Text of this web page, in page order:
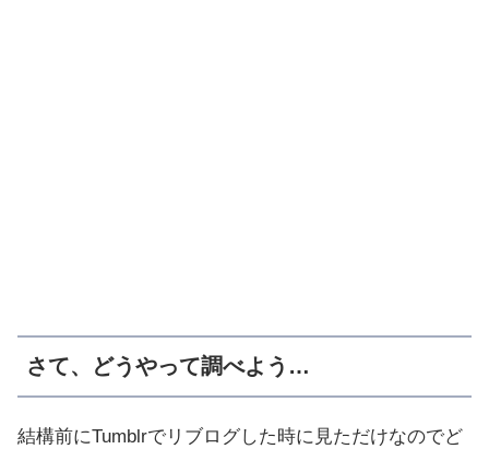
さて、どうやって調べよう…
結構前にTumblrでリブログした時に見ただけなのでど